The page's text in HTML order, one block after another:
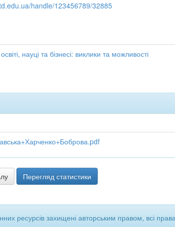
handle/123456789/32885
науці та бізнесі: виклики та можливості
Перегляд статистики
ресурсів захищені авторським правом, всі